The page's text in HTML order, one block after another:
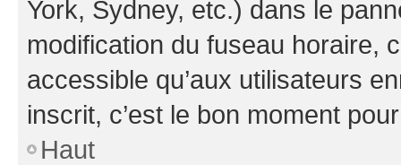
York, Sydney, etc.) dans le
modification du fuseau horaire,
accessible qu’aux utilisateurs
inscrit, c’est le bon moment
Haut